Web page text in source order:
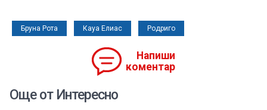
Бруна Рота Кауа Елиас Родриго
Напиши
коментар
Още от Интересно